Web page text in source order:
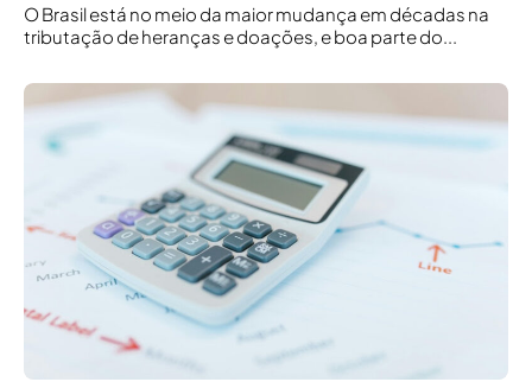
O Brasil está no meio da maior mudança em décadas na
tributação de heranças e doações, e boa parte do...